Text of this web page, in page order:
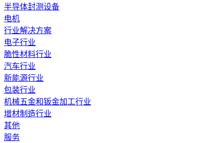
半导体封测设备
电机
行业解决方案
电子行业
脆性材料行业
汽车行业
新能源行业
包装行业
机械五金和钣金加工行业
增材制造行业
其他
服务